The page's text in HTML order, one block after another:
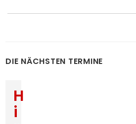
DIE NÄCHSTEN TERMINE
H
i